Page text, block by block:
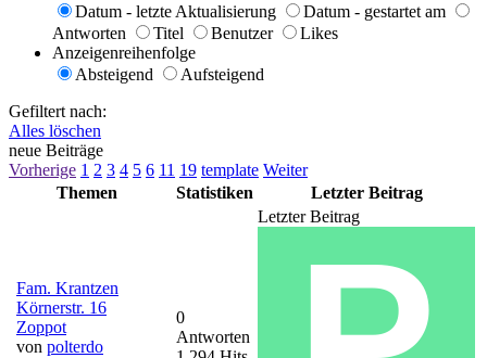
Datum - letzte Aktualisierung
Datum - gestartet am
Antworten
Titel Benutzer
Likes
Anzeigenreihenfolge
Absteigend
Aufsteigend
Gefiltert nach:
Alles löschen
neue Beiträge
Vorherige 1 2 3 4 5 6 11 19 template Weiter
Themen
Statistiken Letzter Beitrag
Fam. Krantzen
Körnerstr. 16
Zoppot
von polterdo
0
Antworten
Letzter Beitrag